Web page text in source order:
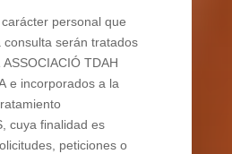
personal que
consulta serán tratados
TDAH
e incorporados a la
cuya finalidad es
peticiones o